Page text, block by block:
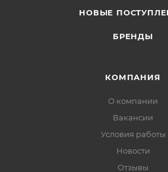
НОВЫЕ
БРЕНДЫ
КОМПАНИЯ
О компании
Вакансии
Условия работы
Новости
Отзывы